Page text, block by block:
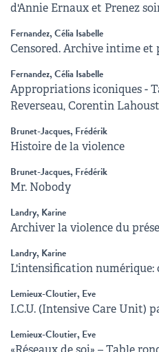
d'Annie Ernaux et Prenez
Fernandez, Célia Isabelle
Censored. Archive intime
Fernandez, Célia Isabelle
Appropriations iconiques -
Reverseau, Corentin
Brunet-Jacques, Frédérik
Histoire de la violence
Brunet-Jacques, Frédérik
Mr. Nobody
Landry, Karine
Archiver la violence du
Landry, Karine
L'intensification numérique:
Lemieux-Cloutier, Eve
I.C.U. (Intensive Care Unit)
Lemieux-Cloutier, Eve